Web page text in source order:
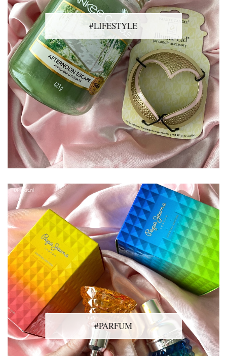
#LIFESTYLE
#PARFUM